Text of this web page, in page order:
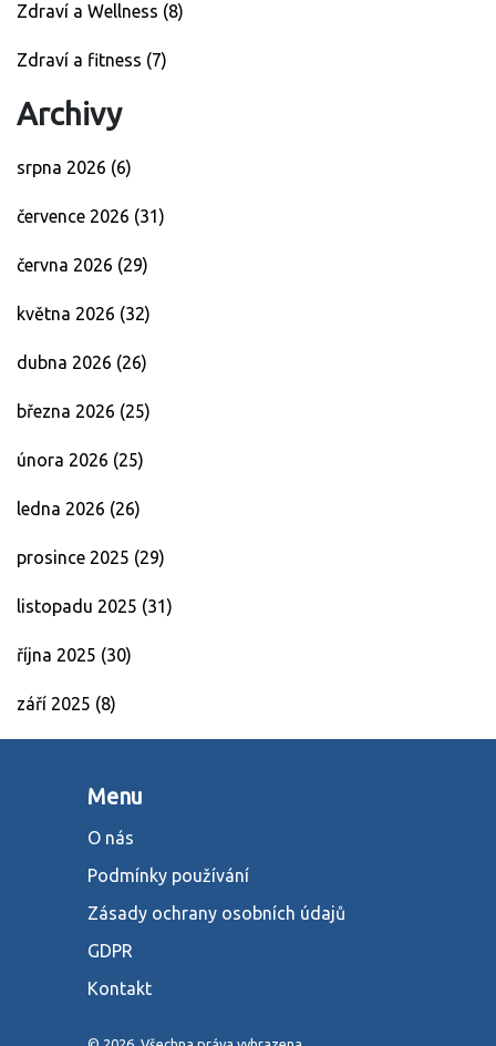
Zdraví a Wellness (8)
Zdraví a fitness (7)
Archivy
srpna 2026 (6)
července 2026 (31)
června 2026 (29)
května 2026 (32)
dubna 2026 (26)
března 2026 (25)
února 2026 (25)
ledna 2026 (26)
prosince 2025 (29)
listopadu 2025 (31)
října 2025 (30)
září 2025 (8)
Menu
O nás
Podmínky používání
Zásady ochrany osobních údajů
GDPR
Kontakt